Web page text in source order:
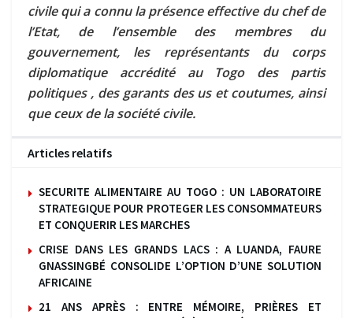
civile qui a connu la présence effective du chef de
l’Etat, de l’ensemble des membres du
gouvernement, les représentants du corps
diplomatique accrédité au Togo des partis
politiques , des garants des us et coutumes, ainsi
que ceux de la société civile.
Articles relatifs
SECURITE ALIMENTAIRE AU TOGO : UN LABORATOIRE
STRATEGIQUE POUR PROTEGER LES CONSOMMATEURS
ET CONQUERIR LES MARCHES
CRISE DANS LES GRANDS LACS : A LUANDA, FAURE
GNASSINGBÉ CONSOLIDE L’OPTION D’UNE SOLUTION
AFRICAINE
21 ANS APRÈS : ENTRE MÉMOIRE, PRIÈRES ET